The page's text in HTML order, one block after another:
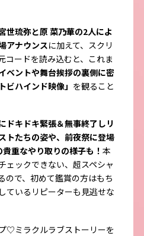
世琉弥と原 菜乃華の2人によ
アナウンスに加えて、スクリ
コードを読み込むと、これま
ベントや舞台挨拶の裏側に密
ハインド映像」 を観ること
ドキドキ緊張＆無事終了しリ
トたちの姿や、前夜祭に登場
重なやり取りの様子も！ 本
ェックできない、超スペシャ
ので、初めて鑑賞の方はもち
ているリピーターも見逃せな
♡ミラクルラブストーリーを